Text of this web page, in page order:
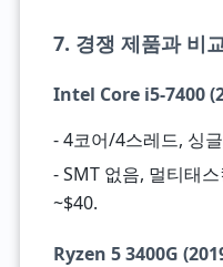
7. 경쟁 제품과 비
Intel Core i5-7400
- 4코어/4스레드, 싱
- SMT 없음, 멀티태
~$40.
Ryzen 5 3400G